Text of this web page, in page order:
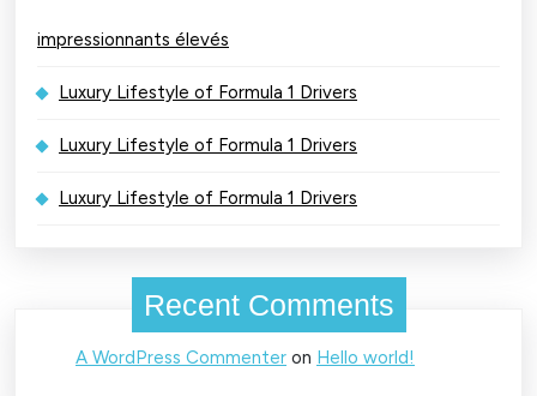
impressionnants élevés
Luxury Lifestyle of Formula 1 Drivers
Luxury Lifestyle of Formula 1 Drivers
Luxury Lifestyle of Formula 1 Drivers
Recent Comments
A WordPress Commenter on Hello world!